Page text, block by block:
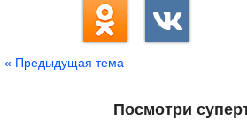
« Предыдущая тема
Посмотри